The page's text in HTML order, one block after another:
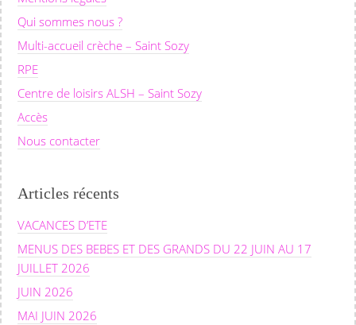
Qui sommes nous ?
Multi-accueil crèche – Saint Sozy
RPE
Centre de loisirs ALSH – Saint Sozy
Accès
Nous contacter
Articles récents
VACANCES D’ETE
MENUS DES BEBES ET DES GRANDS DU 22 JUIN AU 17
JUILLET 2026
JUIN 2026
MAI JUIN 2026